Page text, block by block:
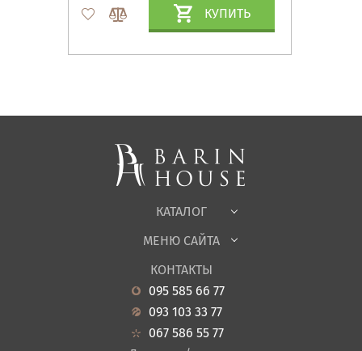
КУПИТЬ
КАТАЛОГ
Спальни, Кровати
Корпусная мебель
Офисная мебель
Садовая мебель
Гостиная
Кухня
Прихожие
Ванная
МЕНЮ САЙТА
О нас
Новости
Гарантия
Кредит
КОНТАКТЫ
095 585 66 77
093 103 33 77
067 586 55 77